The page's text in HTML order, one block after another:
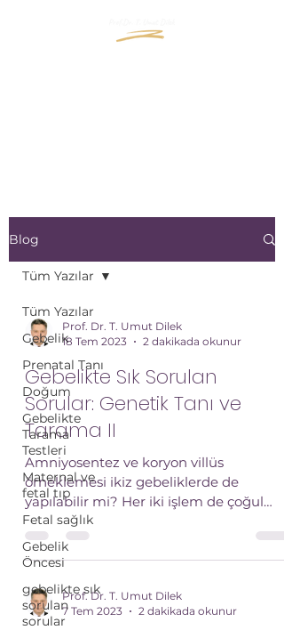
Blog
Tüm Yazılar
Gebelik
Prenatal Tanı
Doğum
Gebelikte
Tarama
Testleri
Maternal ve
fetal tıp
Fetal sağlık
Gebelik
Öncesi
gebelikte sık
sorulan
sorular
Tüm Yazılar
Prof. Dr. T. Umut Dilek
18 Tem 2023
2 dakikada okunur
Gebelikte Sık Sorulan
Sorular: Genetik Tanı ve
Tarama II
Amniyosentez ve koryon villüs
örneklemesi ikiz gebeliklerde de
yapılabilir mi? Her iki işlem de çoğul
gebeliklerde (ikiz gebelik, üçüz...
Prof. Dr. T. Umut Dilek
7 Tem 2023
2 dakikada okunur